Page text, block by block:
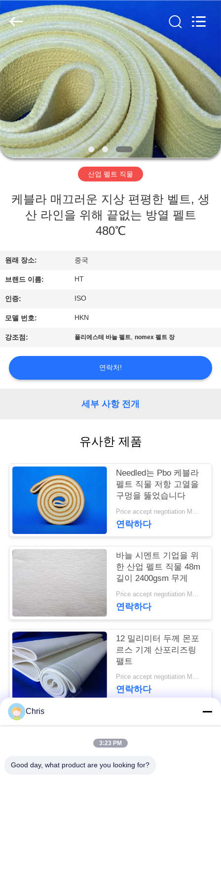
집
제
품
우
리
대
공
장
여
행
품
연
요
인
용
문
을
요
구
세
2020
2026
HUATAO
LOVER
LTD.
All
Rights
Reserved.
산업 펠트 직물
케블라 매끄러운 지상 편평한 벨트, 생
산 라인을 위해 끝없는 방열 펠트
480℃
원래 장소: 중국
브랜드 이름: HT
인증: ISO
모델 번호: HKN
강조점: 폴리에스테 바늘 펠트,nomex 펠트 장
연락처!
세부 사항 전개
유사한 제품
Needled는 Pbo 케블라
펠트 직물 저항 고열을
구멍을 뚫었습니다
Price accept negotiation MOQ:1m2
연락하다
바늘 시멘트 기업을 위
한 산업 펠트 직물 48m
길이 2400gsm 무게
Price accept negotiation MOQ:1 PC
연락하다
12 밀리미터 두께 몬포
르스 기계 산포리즈링
팰트
Price accept negotiation MOQ:1개 조각
연락하다
비 부직물 산업용 롤러
Chris
3:23 PM
Good day, what product are you looking for?